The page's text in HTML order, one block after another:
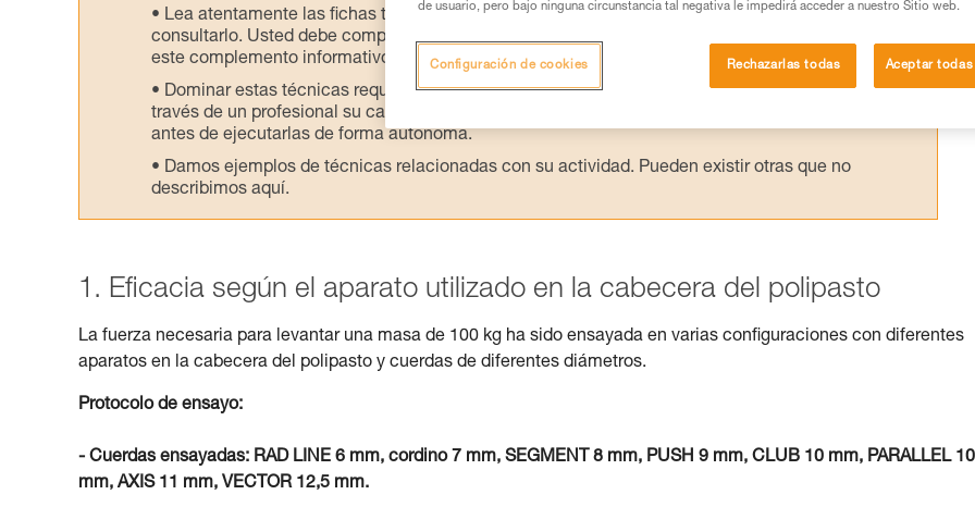
Lea atentamente las fichas técnicas de los productos utilizados en este consejo antes de
consultarlo. Usted debe comprender la información de la ficha técnica para poder comprender
este complemento informativo.
Dominar estas técnicas requiere una formación y un entrenamiento específico. Confirme a
través de un profesional su capacidad para ejecutar estas técnicas, solo y con total seguridad,
antes de ejecutarlas de forma autónoma.
Damos ejemplos de técnicas relacionadas con su actividad. Pueden existir otras que no
describimos aquí.
1. Eficacia según el aparato utilizado en la cabecera del polipasto
La fuerza necesaria para levantar una masa de 100 kg ha sido ensayada en varias configuraciones con diferentes
aparatos en la cabecera del polipasto y cuerdas de diferentes diámetros.
Protocolo de ensayo:
- Cuerdas ensayadas: RAD LINE 6 mm, cordino 7 mm, SEGMENT 8 mm, PUSH 9 mm, CLUB 10 mm, PARALLEL
mm, AXIS 11 mm, VECTOR 12,5 mm.
de usuario, pero bajo ninguna circunstancia tal negativa le impedirá acceder a nuestro Sitio web.
Rechazarlas todas Aceptar
Configuración de cookies